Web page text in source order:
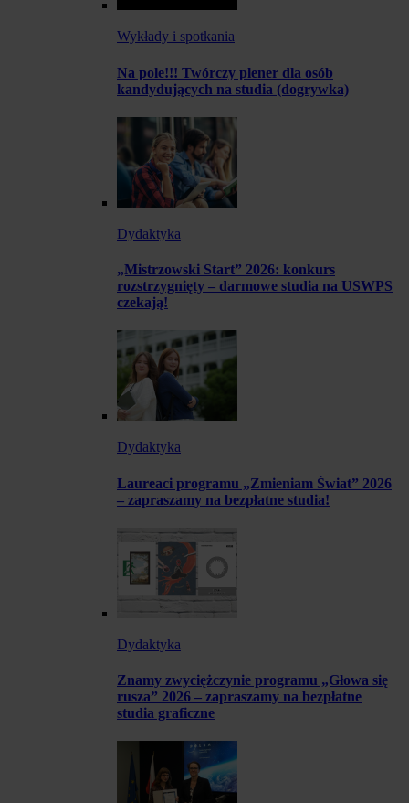
Wykłady i spotkania
Na pole!!! Twórczy plener dla osób
kandydujących na studia (dogrywka)
Dydaktyka
„Mistrzowski Start” 2026: konkurs
rozstrzygnięty – darmowe studia na USWPS
czekają!
Dydaktyka
Laureaci programu „Zmieniam Świat” 2026
– zapraszamy na bezpłatne studia!
Dydaktyka
Znamy zwyciężczynie programu „Głowa się
rusza” 2026 – zapraszamy na bezpłatne
studia graficzne